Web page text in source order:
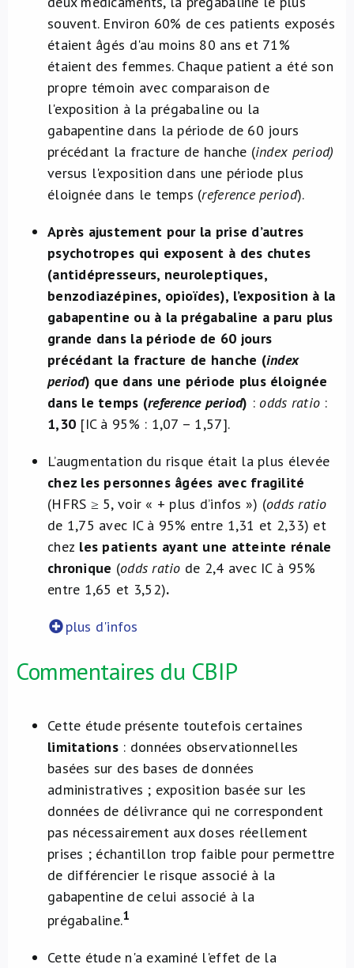
souvent. Environ 60% de ces patients exposés
étaient âgés d'au moins 80 ans et 71%
étaient des femmes. Chaque patient a été son
propre témoin avec comparaison de
l'exposition à la prégabaline ou la
gabapentine dans la période de 60 jours
précédant la fracture de hanche (index period)
versus l'exposition dans une période plus
éloignée dans le temps (reference period).
Après ajustement pour la prise d’autres
psychotropes qui exposent à des chutes
(antidépresseurs, neuroleptiques,
benzodiazépines, opioïdes), l’exposition à la
gabapentine ou à la prégabaline a paru plus
grande dans la période de 60 jours
précédant la fracture de hanche (index
period) que dans une période plus éloignée
dans le temps (reference period) : odds ratio :
1,30 [IC à 95% : 1,07 – 1,57].
L’augmentation du risque était la plus élevée
chez les personnes âgées avec fragilité
(HFRS ≥ 5, voir « + plus d’infos ») (odds ratio
de 1,75 avec IC à 95% entre 1,31 et 2,33) et
chez les patients ayant une atteinte rénale
chronique (odds ratio de 2,4 avec IC à 95%
entre 1,65 et 3,52).
plus d'infos
Commentaires du CBIP
Cette étude présente toutefois certaines
limitations: données observationnelles
basées sur des bases de données
administratives ; exposition basée sur les
données de délivrance qui ne correspondent
pas nécessairement aux doses réellement
prises ; échantillon trop faible pour permettre
de différencier le risque associé à la
gabapentine de celui associé à la
prégabaline.1
Cette étude n'a examiné l'effet de la